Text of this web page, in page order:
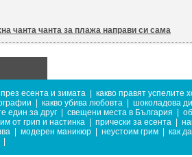
чанта чанта за плажа направи си сама
есента и зимата
какво правят успелите
какво убива любовта
шоколадова
един за друг свещени места в България
от грип и настинка
прически за есента
модерен маникюр неустоим грим
как